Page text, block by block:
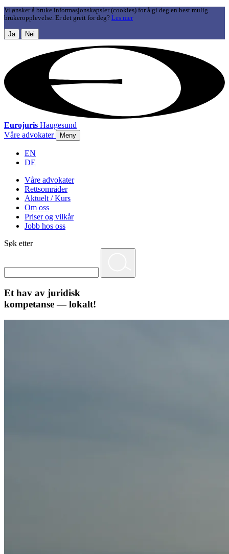
Vi ønsker å bruke informasjonskapsler (cookies) for å gi deg en best mulig
brukeropplevelse. Er det greit for deg? Les mer
Ja Nei
Eurojuris Haugesund
Våre advokater
Meny
EN
DE
Våre advokater
Rettsområder
Aktuelt / Kurs
Om oss
Priser og vilkår
Jobb hos oss
Søk etter
Et hav av juridisk
kompetanse — lokalt!